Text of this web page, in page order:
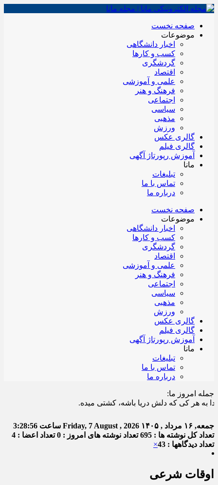
صفحه نخست
موضوعات
اخبار دانشگاهی
کسب و کارها
گردشگری
اقتصاد
علمی و آموزشی
فرهنگ و هنر
اجتماعی
سیاسی
مذهبی
ورزش
گالری عکس
گالری فیلم
آموزش رپورتاژ آگهی
مانا
تبلیغات
تماس با ما
درباره ما
صفحه نخست
موضوعات
اخبار دانشگاهی
کسب و کارها
گردشگری
اقتصاد
علمی و آموزشی
فرهنگ و هنر
اجتماعی
سیاسی
مذهبی
ورزش
گالری عکس
گالری فیلم
آموزش رپورتاژ آگهی
مانا
تبلیغات
تماس با ما
درباره ما
جمله امروز ما:
کی که دلش دریا باشه، کشتی میده.
جمعه, ۱۶ مرداد , ۱۴۰۵ Friday, 7 August , 2026 ساعت 3:28:57
تعداد کل نوشته ها : 695
تعداد نوشته های امروز : 0
تعداد اعضا : 4
تعداد دیدگاهها : 43
×
اوقات شرعی